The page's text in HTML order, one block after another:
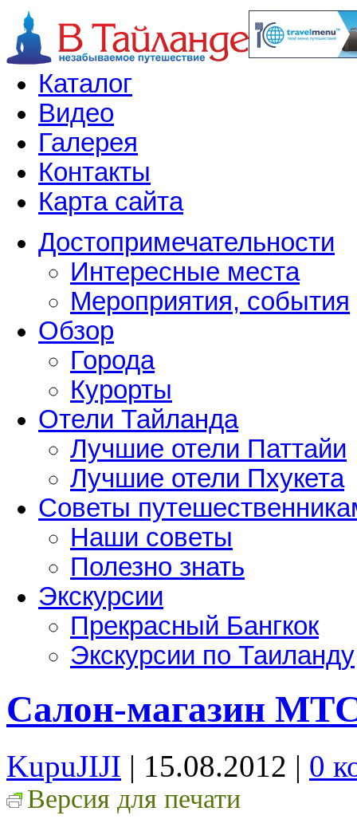
Каталог
Видео
Галерея
Контакты
Карта сайта
Достопримечательности
Интересные места
Мероприятия, события
Обзор
Города
Курорты
Отели Тайланда
Лучшие отели Паттайи
Лучшие отели Пхукета
Советы
Наши советы
Полезно знать
Экскурсии
Прекрасный Бангкок
Экскурсии по Таиланду
Салон-магазин
KupuJIJI | 15.08.2012 | 0
Версия для печати